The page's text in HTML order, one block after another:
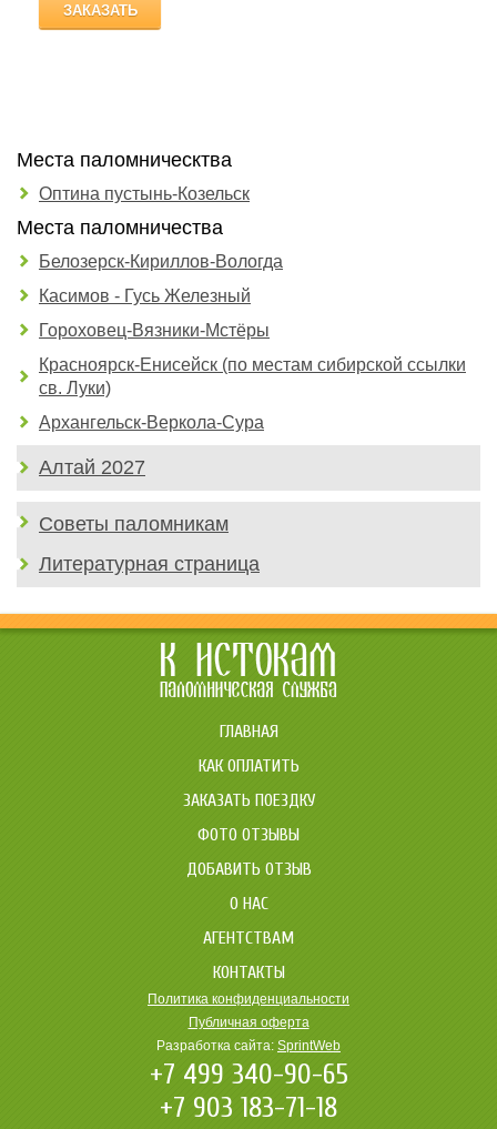
ЗАКАЗАТЬ
Места паломническтва
Оптина пустынь-Козельск
Места паломничества
Белозерск-Кириллов-Вологда
Касимов - Гусь Железный
Гороховец-Вязники-Мстёры
Красноярск-Енисейск (по местам сибирской ссылки
св. Луки)
Архангельск-Веркола-Сура
Алтай 2027
Советы паломникам
Литературная страница
ГЛАВНАЯ
КАК ОПЛАТИТЬ
ЗАКАЗАТЬ ПОЕЗДКУ
ФОТО ОТЗЫВЫ
ДОБАВИТЬ ОТЗЫВ
О НАС
АГЕНТСТВАМ
КОНТАКТЫ
Политика конфиденциальности
Публичная оферта
Разработка сайта: SprintWeb
+7 499 340-90-65
+7 903 183-71-18